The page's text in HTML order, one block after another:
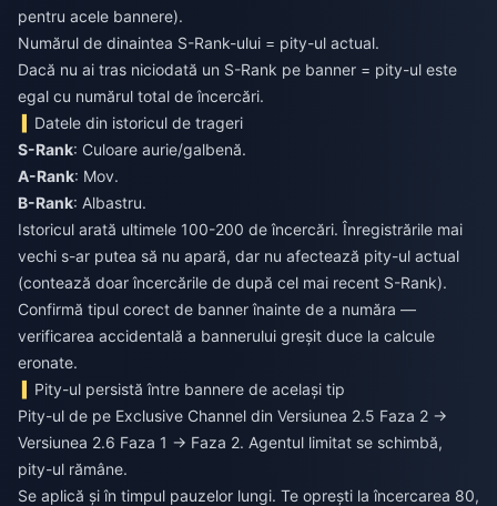
pentru acele bannere).
Numărul de dinaintea S-Rank-ului = pity-ul actual.
Dacă nu ai tras niciodată un S-Rank pe banner = pity-ul este
egal cu numărul total de încercări.
Datele din istoricul de trageri
S-Rank: Culoare aurie/galbenă.
A-Rank: Mov.
B-Rank: Albastru.
Istoricul arată ultimele 100-200 de încercări. Înregistrările mai
vechi s-ar putea să nu apară, dar nu afectează pity-ul actual
(contează doar încercările de după cel mai recent S-Rank).
Confirmă tipul corect de banner înainte de a număra —
verificarea accidentală a bannerului greșit duce la calcule
eronate.
Pity-ul persistă între bannere de același tip
Pity-ul de pe Exclusive Channel din Versiunea 2.5 Faza 2 →
Versiunea 2.6 Faza 1 → Faza 2. Agentul limitat se schimbă,
pity-ul rămâne.
Se aplică și în timpul pauzelor lungi. Te oprești la încercarea 80,